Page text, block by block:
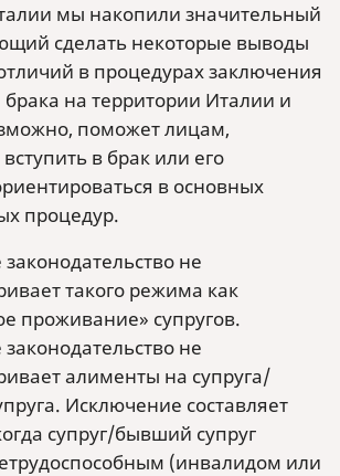
мы накопили значительный
сделать некоторые выводы
в процедурах заключения
на территории Италии и
поможет лицам,
в брак или его
в основных
процедур.
законодательство не
такого режима как
проживание» супругов.
законодательство не
алименты на супруга/
Исключение составляет
супруг/бывший супруг
(инвалидом или